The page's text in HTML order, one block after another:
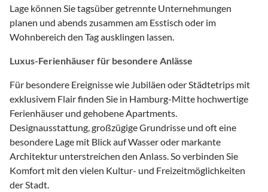
Lage können Sie tagsüber getrennte Unternehmungen
planen und abends zusammen am Esstisch oder im
Wohnbereich den Tag ausklingen lassen.
Luxus-Ferienhäuser für besondere Anlässe
Für besondere Ereignisse wie Jubiläen oder Städtetrips mit
exklusivem Flair finden Sie in Hamburg-Mitte hochwertige
Ferienhäuser und gehobene Apartments.
Designausstattung, großzügige Grundrisse und oft eine
besondere Lage mit Blick auf Wasser oder markante
Architektur unterstreichen den Anlass. So verbinden Sie
Komfort mit den vielen Kultur- und Freizeitmöglichkeiten
der Stadt.